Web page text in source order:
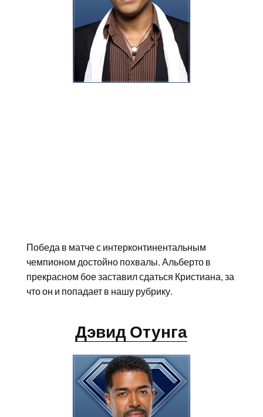
Победа в матче с интерконтинентальным
чемпионом достойно похвалы. Альберто в
прекрасном бое заставил сдаться Кристиана, за
что он и попадает в нашу рубрику.
Дэвид Отунга